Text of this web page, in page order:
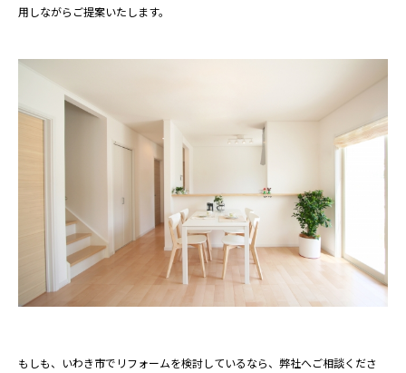
用しながらご提案いたします。
もしも、いわき市でリフォームを検討しているなら、弊社へご相談くださ